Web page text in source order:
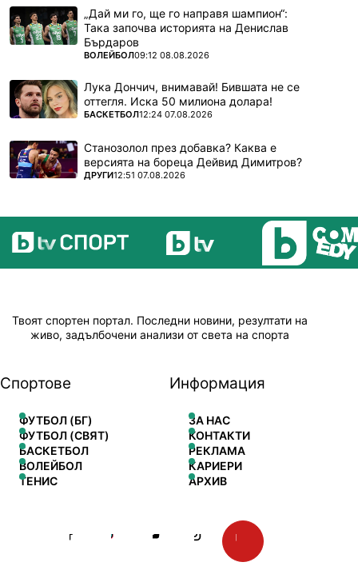
„Дай ми го, ще го направя шампион“:
Така започва историята на Денислав
Бърдаров
ПОВЕЧЕ ОТ
ВОЛЕЙБОЛ09:12 08.08.2026
Лука Дончич, внимавай! Бившата не се
оттегля. Иска 50 милиона долара!
ПОВЕЧЕ ОТ
БАСКЕТБОЛ12:24 07.08.2026
Станозолол през добавка? Каква е
версията на бореца Дейвид Димитров?
ПОВЕЧЕ ОТ
ДРУГИ12:51 07.08.2026
Твоят спортен портал. Последни новини, резултати на
живо, задълбочени анализи от света на спорта
Спортове
ФУТБОЛ (БГ)
ФУТБОЛ (СВЯТ)
БАСКЕТБОЛ
ВОЛЕЙБОЛ
ТЕНИС
Информация
ЗА НАС
КОНТАКТИ
РЕКЛАМА
КАРИЕРИ
АРХИВ